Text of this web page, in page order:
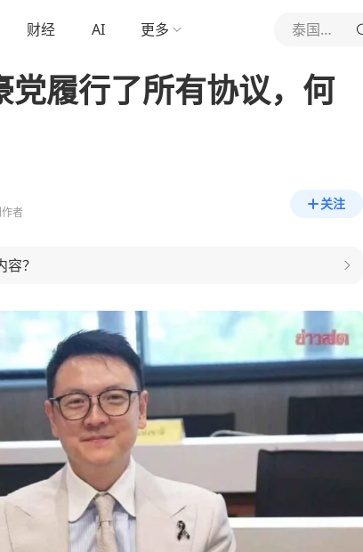
财经 AI 更多 泰国中文社
党履行了所有协议，何
者
关注
？